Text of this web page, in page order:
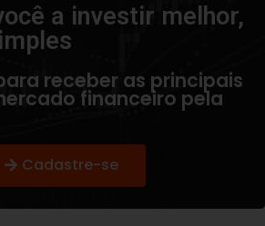
a investir melhor,
receber as principais
financeiro pela
Cadastre-se